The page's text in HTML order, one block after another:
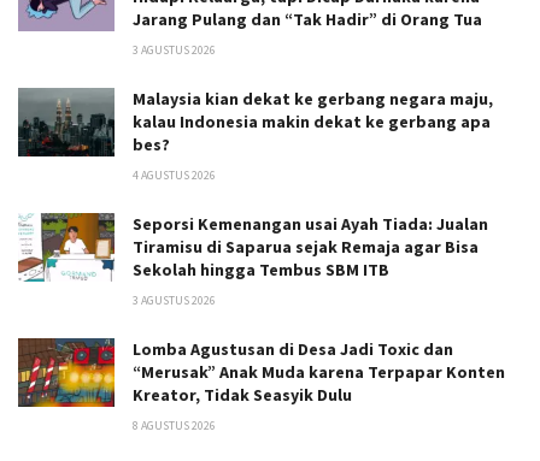
Jarang Pulang dan “Tak Hadir” di Orang Tua
3 AGUSTUS 2026
Malaysia kian dekat ke gerbang negara maju,
kalau Indonesia makin dekat ke gerbang apa
bes?
4 AGUSTUS 2026
Seporsi Kemenangan usai Ayah Tiada: Jualan
Tiramisu di Saparua sejak Remaja agar Bisa
Sekolah hingga Tembus SBM ITB
3 AGUSTUS 2026
Lomba Agustusan di Desa Jadi Toxic dan
“Merusak” Anak Muda karena Terpapar Konten
Kreator, Tidak Seasyik Dulu
8 AGUSTUS 2026